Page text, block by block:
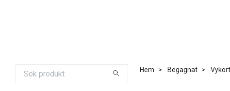
Hem Begagnat Vykort